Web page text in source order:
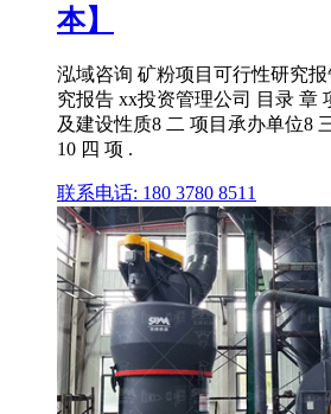
本】
泓域咨询 矿粉项目可行性研究
究报告 xx投资管理公司 目录 章
及建设性质8 二 项目承办单位8
10 四 项 .
联系电话: 180 3780 8511